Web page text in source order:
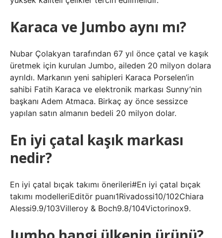
Karaca ve Jumbo aynı mı?
Nubar Çolakyan tarafından 67 yıl önce çatal ve kaşık
üretmek için kurulan Jumbo, aileden 20 milyon dolara
ayrıldı. Markanın yeni sahipleri Karaca Porselen’in
sahibi Fatih Karaca ve elektronik markası Sunny’nin
başkanı Adem Atmaca. Birkaç ay önce sessizce
yapılan satın almanın bedeli 20 milyon dolar.
En iyi çatal kaşık markası
nedir?
En iyi çatal bıçak takımı önerileri#En iyi çatal bıçak
takımı modelleriEditör puanı1Rivadossi10/102Chiara
Alessi9.9/103Villeroy & Boch9.8/104Victorinox9.